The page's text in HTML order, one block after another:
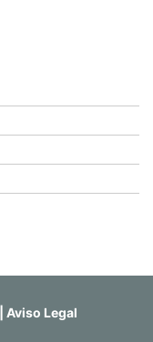
Aviso Legal